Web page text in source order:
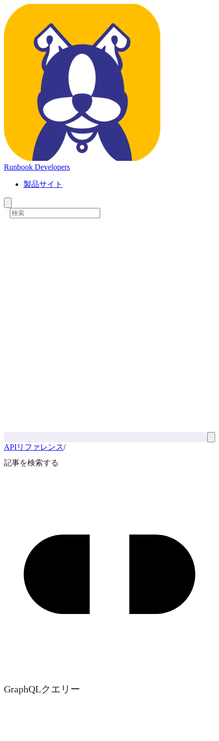
Runbook Developers
製品サイト
APIリファレンス/
記事を検索する
GraphQLクエリー